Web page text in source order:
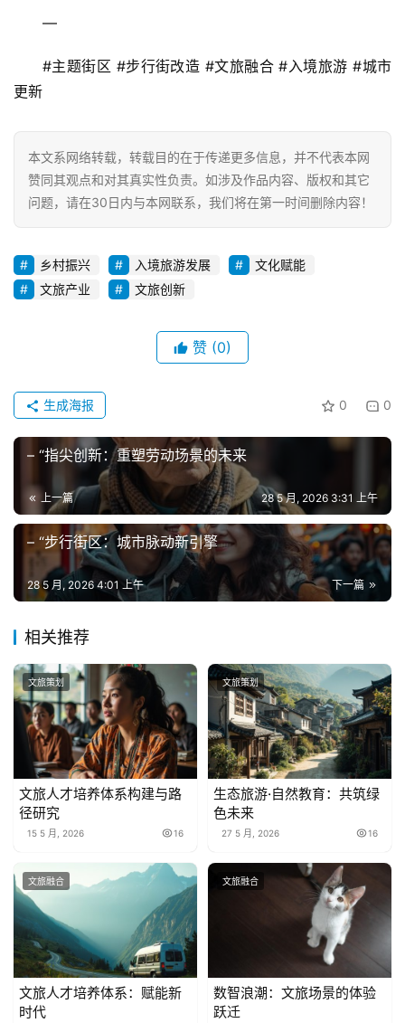
—
#主题街区 #步行街改造 #文旅融合 #入境旅游 #城市
更新
本文系网络转载，转载目的在于传递更多信息，并不代表本网
赞同其观点和对其真实性负责。如涉及作品内容、版权和其它
问题，请在30日内与本网联系，我们将在第一时间删除内容！
乡村振兴 入境旅游发展
文化赋能
文旅产业
文旅创新
赞 (0)
0 0
生成海报
– “指尖创新：重塑劳动场景的未来
上一篇 28 5 月, 2026 3:31 上午
– “步行街区：城市脉动新引擎
下一篇
28 5 月, 2026 4:01 上午
相关推荐
文旅策划
文旅人才培养体系构建与路
径研究
15 5 月, 2026 16
文旅策划
生态旅游·自然教育：共筑绿
色未来
27 5 月, 2026 16
文旅融合
文旅人才培养体系：赋能新
时代
文旅融合
数智浪潮：文旅场景的体验
跃迁